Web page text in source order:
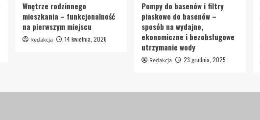
Wnętrze rodzinnego
mieszkania – funkcjonalność
na pierwszym miejscu
Redakcja 14 kwietnia, 2026
Pompy do basenów i filtry
piaskowe do basenów –
sposób na wydajne,
ekonomiczne i bezobsługowe
utrzymanie wody
Redakcja 23 grudnia, 2025